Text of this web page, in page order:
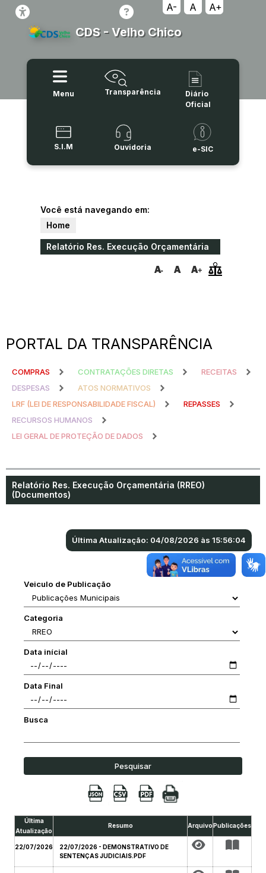
A- A A+
CDS - Velho Chico
Menu Transparência
Diário
Oficial
S.I.M Ouvidoria e-SIC
Você está navegando em:
Home
Relatório Res. Execução Orçamentária
PORTAL DA TRANSPARÊNCIA
COMPRAS CONTRATAÇÕES DIRETAS
RECEITAS
DESPESAS
ATOS NORMATIVOS
LRF (LEI DE RESPONSABILIDADE FISCAL)
REPASSES
RECURSOS HUMANOS
LEI GERAL DE PROTEÇÃO DE DADOS
Relatório Res. Execução Orçamentária (RREO)
(Documentos)
Última Atualização: 04/08/2026 às 15:56:04
Veiculo de Publicação
Categoria
Data inícial
Data Final
Busca
Pesquisar
Última
Atualização
Resumo ArquivoPublicações
22/07/2026
22/07/2026 - DEMONSTRATIVO DE
SENTENÇAS JUDICIAIS.PDF